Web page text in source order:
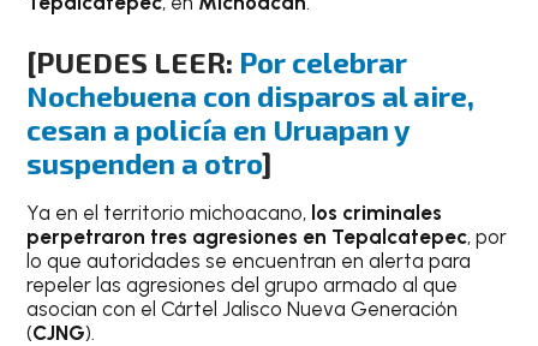
[PUEDES LEER: Por celebrar
Nochebuena con disparos al aire,
cesan a policía en Uruapan y
suspenden a otro]
Ya en el territorio michoacano, los criminales
perpetraron tres agresiones en Tepalcatepec, por
lo que autoridades se encuentran en alerta para
repeler las agresiones del grupo armado al que
asocian con el Cártel Jalisco Nueva Generación
(CJNG).